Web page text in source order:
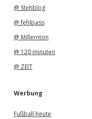
@ Stehblog
@ fehlpass
@ Millernton
@ 120 minuten
@ ZEIT
Werbung
Fußball heute